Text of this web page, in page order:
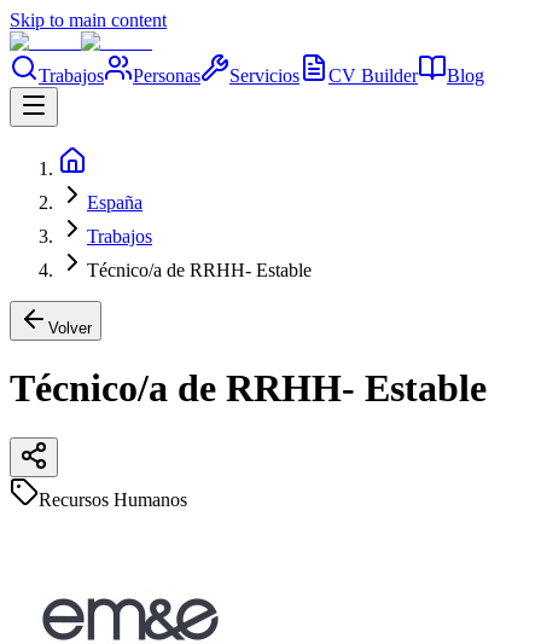
Skip to main content
Trabajos Personas Servicios CV Builder Blog
España
Trabajos
Técnico/a de RRHH- Estable
Volver
Técnico/a de RRHH- Estable
Recursos Humanos